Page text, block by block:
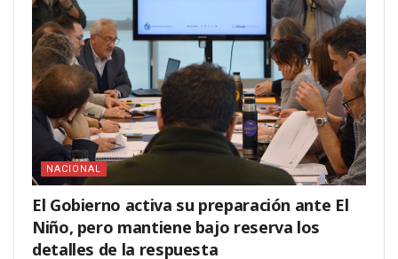
NACIONAL
El Gobierno activa su preparación ante El
Niño, pero mantiene bajo reserva los
detalles de la respuesta